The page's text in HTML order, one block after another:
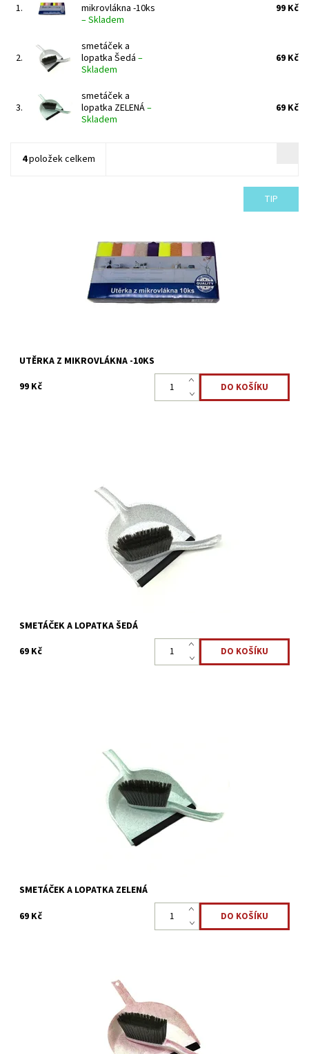
1.
mikrovlákna -10ks
–Skladem
99 Kč
2.
smetáček a
lopatka Šedá –
Skladem
69 Kč
3.
smetáček a
lopatka ZELENÁ–
Skladem
69 Kč
4položek celkem
TIP
vláken lze odstranit...
Skladem >5 ks
2382
UTĚRKA Z MIKROVLÁKNA -10KS
99 Kč
Souprava obsahuje plastovou lopatku s gumovou lištou a
smetáček s černými štětinami. Ideální pro úklid dílny i
Skladem >5 ks
SMETÁČEK A LOPATKA ŠEDÁ
69 Kč
Souprava obsahuje plastovou lopatku s gumovou lištou a
smetáček s černými štětinami. Ideální pro úklid dílny i
Skladem >5 ks
SMETÁČEK A LOPATKA ZELENÁ
69 Kč
Souprava obsahuje plastovou lopatku s gumovou lištou a
smetáček s černými štětinami. Ideální pro úklid dílny i
Skladem >5 ks